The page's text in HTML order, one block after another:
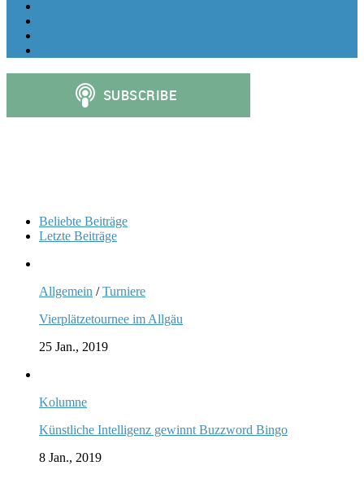
Beliebte Beiträge
Letzte Beiträge
Allgemein /Turniere
Vierplätzetournee im Allgäu
25 Jan., 2019
Kolumne
Künstliche Intelligenz gewinnt Buzzword Bingo
8 Jan., 2019